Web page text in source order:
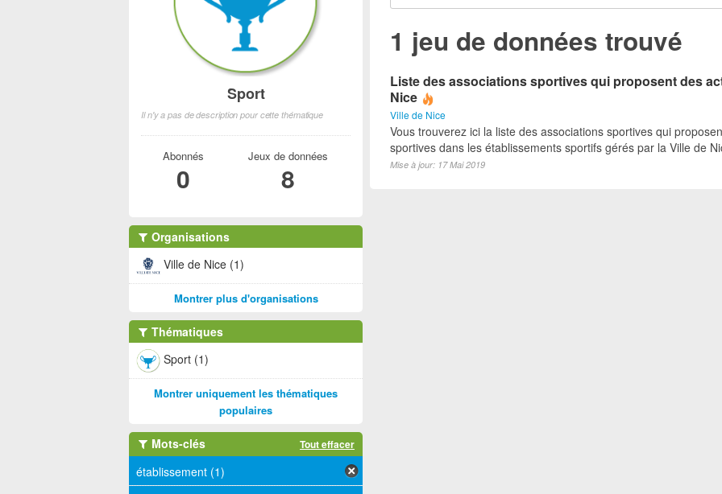
1 jeu de données trouvé
Liste des associations sportives qui proposent des
Nice
Ville de Nice
Vous trouverez ici la liste des associations sportives qui
sportives dans les établissements sportifs gérés par la Ville de
Mise à jour: 17 Mai 2019
Sport
Il n'y a pas de description pour cette thématique
Abonnés
0
Jeux de données
8
Organisations
Ville de Nice (1)
Montrer plus d'organisations
Thématiques
Sport (1)
Montrer uniquement les thématiques
populaires
Mots-clés Tout effacer
établissement (1)